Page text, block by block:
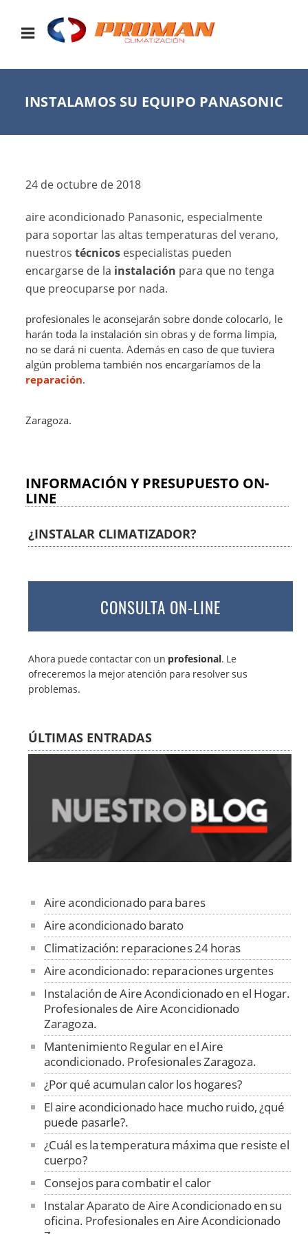
INSTALAMOS SU EQUIPO PANASONIC
24 de octubre de 2018
aire acondicionado Panasonic, especialmente
para soportar las altas temperaturas del verano,
nuestrostécnicos especialistas pueden
encargarse de la instalación para que no tenga
que preocuparse por nada.
profesionales le aconsejarán sobre donde colocarlo, le
harán toda la instalación sin obras y de forma limpia,
no se dará ni cuenta. Además en caso de que tuviera
algún problema también nos encargaríamos de la
reparación.
Zaragoza.
INFORMACIÓN Y PRESUPUESTO ON-
LINE
¿INSTALAR CLIMATIZADOR?
CONSULTA ON-LINE
Ahora puede contactar con un profesional. Le
ofreceremos la mejor atención para resolver sus
problemas.
ÚLTIMAS ENTRADAS
Aire acondicionado para bares
Aire acondicionado barato
Climatización: reparaciones 24 horas
Aire acondicionado: reparaciones urgentes
Instalación de Aire Acondicionado en el Hogar.
Profesionales de Aire Aconcidionado
Zaragoza.
Mantenimiento Regular en el Aire
acondicionado. Profesionales Zaragoza.
¿Por qué acumulan calor los hogares?
El aire acondicionado hace mucho ruido, ¿qué
puede pasarle?.
¿Cuál es la temperatura máxima que resiste el
cuerpo?
Consejos para combatir el calor
Instalar Aparato de Aire Acondicionado en su
oficina. Profesionales en Aire Acondicionado